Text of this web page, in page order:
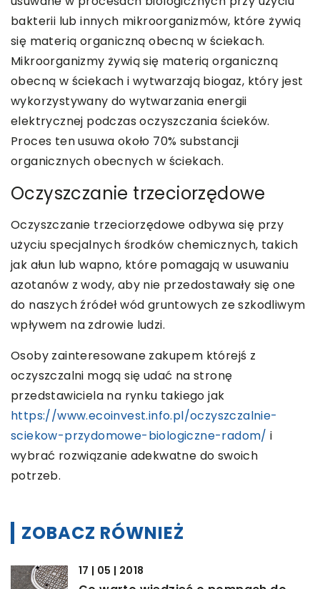
bakterii lub innych mikroorganizmów, które żywią
się materią organiczną obecną w ściekach.
Mikroorganizmy żywią się materią organiczną
obecną w ściekach i wytwarzają biogaz, który jest
wykorzystywany do wytwarzania energii
elektrycznej podczas oczyszczania ścieków.
Proces ten usuwa około 70% substancji
organicznych obecnych w ściekach.
Oczyszczanie trzeciorzędowe
Oczyszczanie trzeciorzędowe odbywa się przy
użyciu specjalnych środków chemicznych, takich
jak ałun lub wapno, które pomagają w usuwaniu
azotanów z wody, aby nie przedostawały się one
do naszych źródeł wód gruntowych ze szkodliwym
wpływem na zdrowie ludzi.
Osoby zainteresowane zakupem którejś z
oczyszczalni mogą się udać na stronę
przedstawiciela na rynku takiego jak
https://www.ecoinvest.info.pl/oczyszczalnie-
sciekow-przydomowe-biologiczne-radom/ i
wybrać rozwiązanie adekwatne do swoich
potrzeb.
ZOBACZ RÓWNIEŻ
17 | 05 | 2018